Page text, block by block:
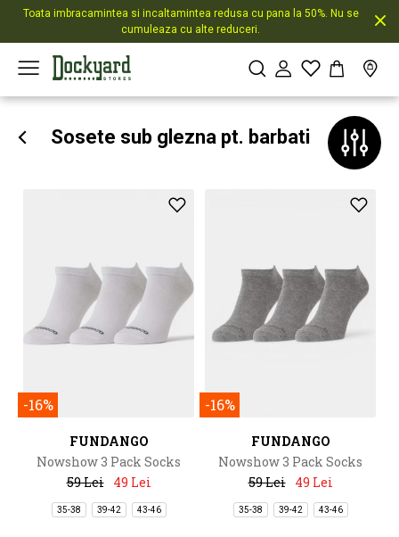
Toata imbracamintea si incaltamintea redusa cu pana la 50%. Nu se
cumuleaza cu alte reduceri.
Sosete sub glezna pt. barbati
-16%
FUNDANGO
Nowshow 3 Pack Socks
59 Lei
49 Lei
35-38 39-42 43-46
-16%
FUNDANGO
Nowshow 3 Pack Socks
59 Lei
49 Lei
35-38 39-42 43-46